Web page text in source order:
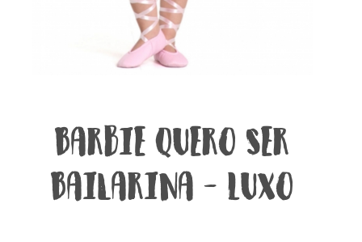
Barbie Quero Ser
Bailarina - Luxo